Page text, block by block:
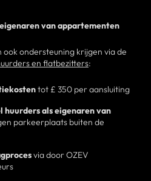
van appartementen
ook ondersteuning krijgen via de
en flatbezitters:
tot £ 350 per aansluiting
huurders als eigenaren van
parkeerplaats buiten de
via door OZEV